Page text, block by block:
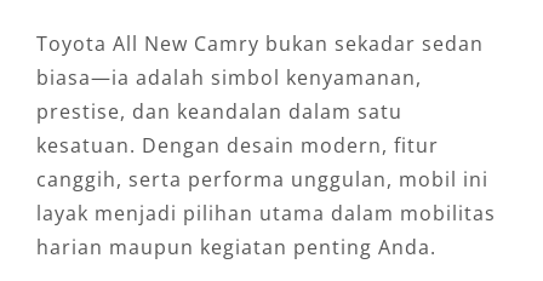
Toyota All New Camry bukan sekadar sedan
biasa—ia adalah simbol kenyamanan,
prestise, dan keandalan dalam satu
kesatuan. Dengan desain modern, fitur
canggih, serta performa unggulan, mobil ini
layak menjadi pilihan utama dalam mobilitas
harian maupun kegiatan penting Anda.